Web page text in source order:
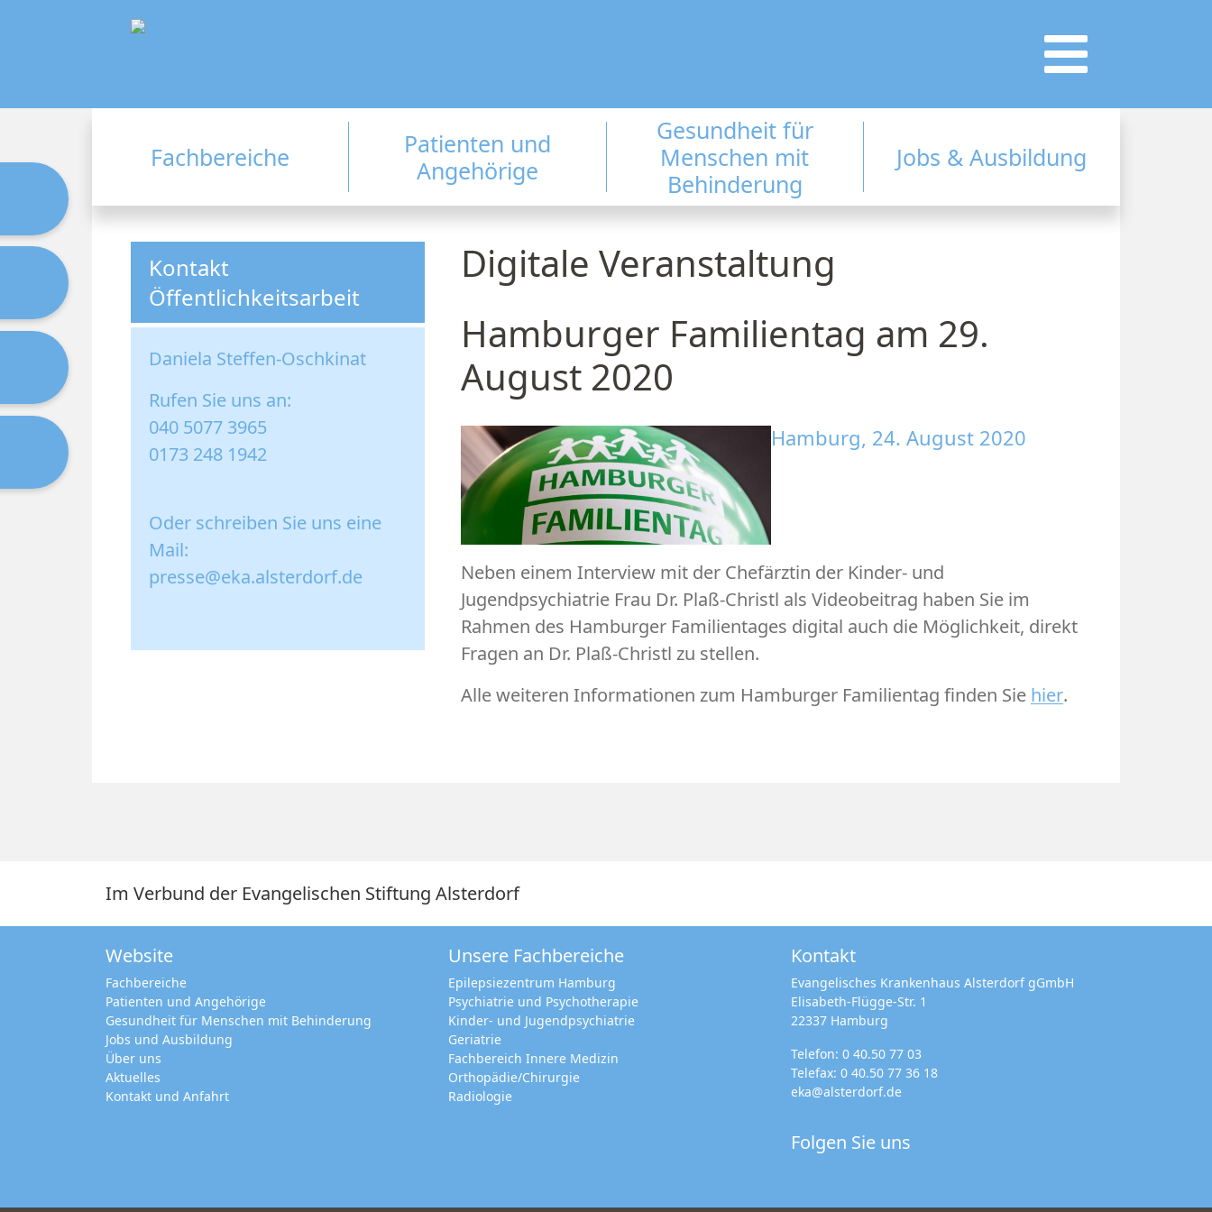
Fachbereiche
Patienten und
Angehörige
Gesundheit für
Menschen mit
Behinderung
Jobs & Ausbildung
Kontakt
Öffentlichkeitsarbeit
Daniela Steffen-Oschkinat
Rufen Sie uns an:
040 5077 3965
0173 248 1942
Oder schreiben Sie uns eine
Mail:
presse@eka.alsterdorf.de
Digitale Veranstaltung
Hamburger Familientag am 29.
August 2020
Hamburg, 24. August 2020
Neben einem Interview mit der Chefärztin der Kinder- und
Jugendpsychiatrie Frau Dr. Plaß-Christl als Videobeitrag haben Sie im
Rahmen des Hamburger Familientages digital auch die Möglichkeit, direkt
Fragen an Dr. Plaß-Christl zu stellen.
Alle weiteren Informationen zum Hamburger Familientag finden Sie hier.
Im Verbund der Evangelischen Stiftung Alsterdorf
Website
Fachbereiche
Patienten und Angehörige
Gesundheit für Menschen mit Behinderung
Jobs und Ausbildung
Über uns
Aktuelles
Kontakt und Anfahrt
Unsere Fachbereiche
Epilepsiezentrum Hamburg
Psychiatrie und Psychotherapie
Kinder- und Jugendpsychiatrie
Geriatrie
Fachbereich Innere Medizin
Orthopädie/Chirurgie
Radiologie
Kontakt
Evangelisches Krankenhaus Alsterdorf gGmbH
Elisabeth-Flügge-Str. 1
22337 Hamburg
Telefon: 0 40.50 77 03
Telefax: 0 40.50 77 36 18
eka@alsterdorf.de
Folgen Sie uns